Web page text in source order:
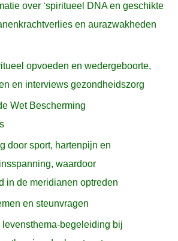
over ‘spiritueel DNA en geschikte
en aurazwakheden
opvoeden en wedergeboorte,
en interviews gezondheidszorg
Wet Bescherming
door sport, hartenpijn en
waardoor
in de meridianen optreden
en steunvragen
levensthema-begeleiding bij